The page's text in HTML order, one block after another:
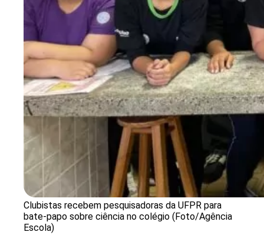
Clubistas recebem pesquisadoras da UFPR para
bate-papo sobre ciência no colégio (Foto/Agência
Escola)